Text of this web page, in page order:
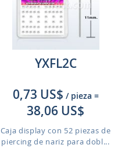
YXFL2C
0,73 US$ / pieza =
38,06 US$
Caja display con 52 piezas de
piercing de nariz para dobl...